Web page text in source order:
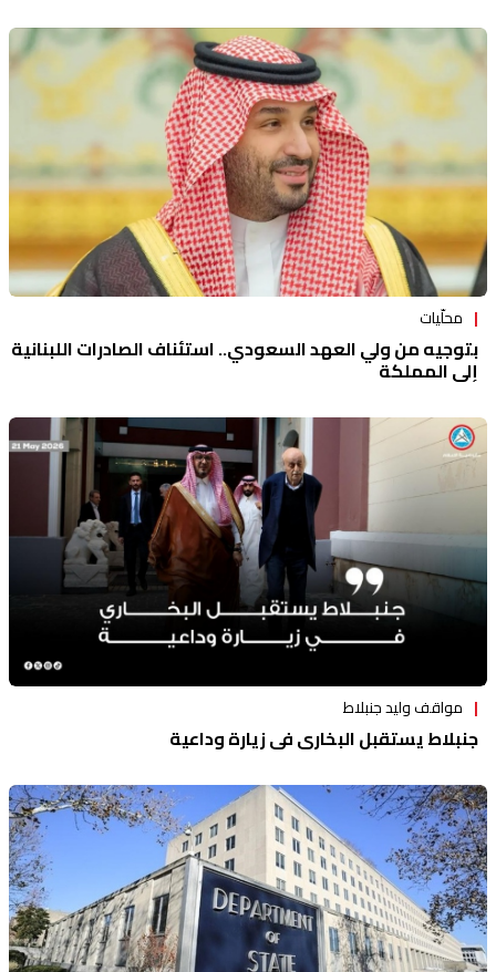
محلّيات
بتوجيه من ولي العهد السعودي.. استئناف الصادرات اللبنانية
إلى المملكة
مواقف وليد جنبلاط
جنبلاط يستقبل البخاري في زيارة وداعية